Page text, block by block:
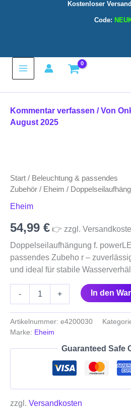
Kostenloser
Code:
Main
Kommentar verfassen / Von
August 2025
Start / Beleuchtung & passendes
Zubehör / Eheim /
Eheim
54,99 € 👉 zzgl.
Doppelseilaufhängung f.
passendes Zubeho r –
und ideal für stabile
-
Menge
+ In den
Artikelnummer: e4200030
Marke: Eheim
Guaranteed Safe
zzgl. Versandkosten